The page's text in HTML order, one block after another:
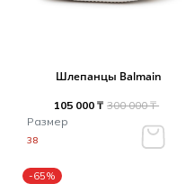
Шлепанцы Balmain
105 000 ₸ 300 000 ₸
Размер
38
-65%